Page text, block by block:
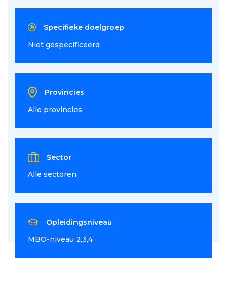
Specifieke doelgroep
Niet gespecificeerd
Provincies
Alle provincies
Sector
Alle sectoren
Opleidingsniveau
MBO-niveau 2,3,4